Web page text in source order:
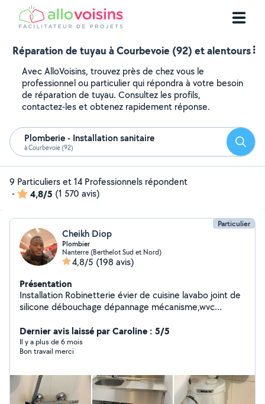
Réparation de tuyau à Courbevoie (92) et alentours
Avec AlloVoisins, trouvez près de chez vous le
professionnel ou particulier qui répondra à votre besoin
de réparation de tuyau. Consultez les profils,
contactez-les et obtenez rapidement réponse.
Plomberie - Installation sanitaire
à Courbevoie (92)
9 Particuliers et 14 Professionnels répondent
-
4,8/5 (1 570 avis)
Particulier
Cheikh Diop
Plombier
Nanterre (Berthelot Sud et Nord)
4,8/5 (198 avis)
Présentation
Installation Robinetterie évier de cuisine lavabo joint de
silicone débouchage dépannage mécanisme,wvc
sanitaires Location et prestation de service de
nettoyeur à vapeur
Dernier avis laissé par Caroline : 5/5
Il y a plus de 6 mois
Bon travail merci